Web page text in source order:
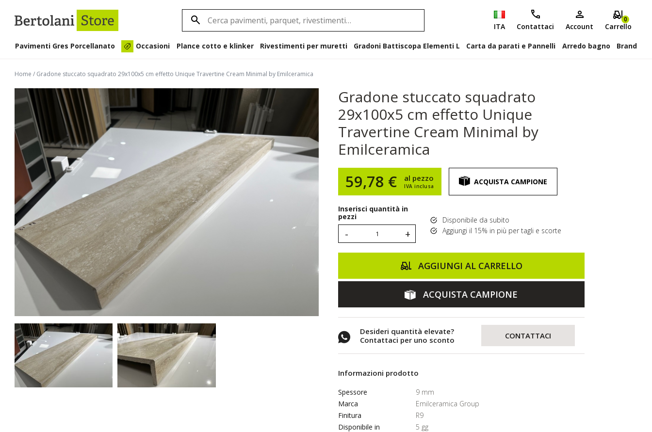
ITA Contattaci Account
0
Carrello
Pavimenti Gres Porcellanato Occasioni Plance cotto e klinker Rivestimenti per muretti Gradoni Battiscopa Elementi L Carta da parati e Pannelli Arredo bagno Brand
Home / Gradone stuccato squadrato 29x100x5 cm effetto Unique Travertine Cream Minimal by Emilceramica
Gradone stuccato squadrato
29x100x5 cm effetto Unique
Travertine Cream Minimal by
Emilceramica
59,78 € IVA inclusa
al pezzo ACQUISTA CAMPIONE
Inserisci quantità in
pezzi
- +
Disponibile da subito
Aggiungi il 15% in più per tagli e scorte
AGGIUNGI AL CARRELLO
ACQUISTA CAMPIONE
Desideri quantità elevate?
Contattaci per uno sconto
CONTATTACI
Informazioni prodotto
Spessore
9 mm
Marca
Emilceramica Group
Finitura
R9
Disponibile in
5 gg